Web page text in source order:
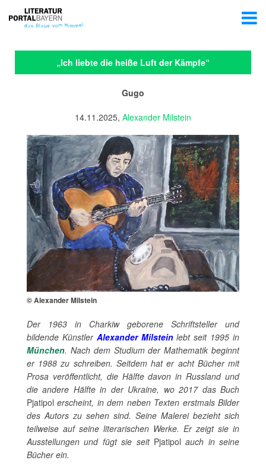
„Ich liebte die heiße Luft der Kämpfe“
Gugo
14.11.2025, Alexander Milstein
© Alexander Milstein
Der 1963 in Charkiw geborene Schriftsteller und
bildende Künstler Alexander Milsteinlebt seit 1995 in
München. Nach dem Studium der Mathematik beginnt
er 1988 zu schreiben. Seitdem hat er acht Bücher mit
Prosa veröffentlicht, die Hälfte davon in Russland und
die andere Hälfte in der Ukraine, wo 2017 das Buch
Pjatipol erscheint, in dem neben Texten erstmals Bilder
des Autors zu sehen sind. Seine Malerei bezieht sich
teilweise auf seine literarischen Werke. Er zeigt sie in
Ausstellungen und fügt sie seitPjatipolauch in seine
Bücher ein.